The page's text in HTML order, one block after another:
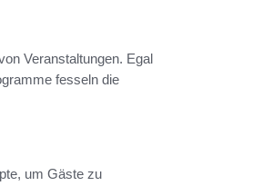
Veranstaltungen. Egal
fesseln die
um Gäste zu